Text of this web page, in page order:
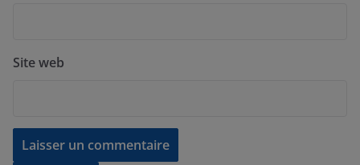
Site web